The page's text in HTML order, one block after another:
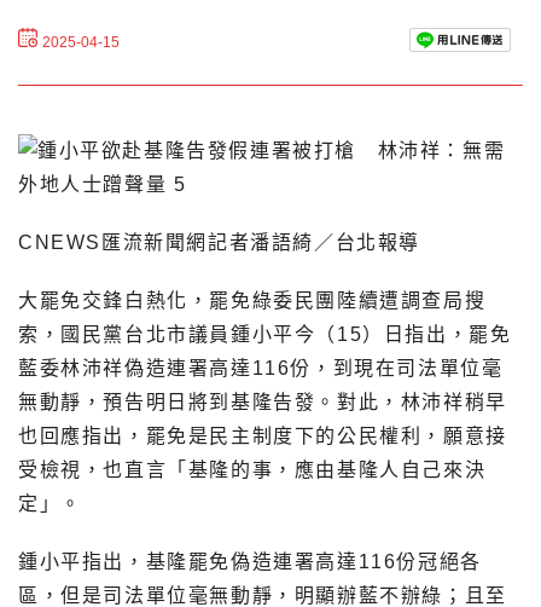
2025-04-15
CNEWS匯流新聞網記者潘語綺／台北報導
大罷免交鋒白熱化，罷免綠委民團陸續遭調查局搜
索，國民黨台北市議員鍾小平今（15）日指出，罷免
藍委林沛祥偽造連署高達116份，到現在司法單位毫
無動靜，預告明日將到基隆告發。對此，林沛祥稍早
也回應指出，罷免是民主制度下的公民權利，願意接
受檢視，也直言「基隆的事，應由基隆人自己來決
定」。
鍾小平指出，基隆罷免偽造連署高達116份冠絕各
區，但是司法單位毫無動靜，明顯辦藍不辦綠；且至